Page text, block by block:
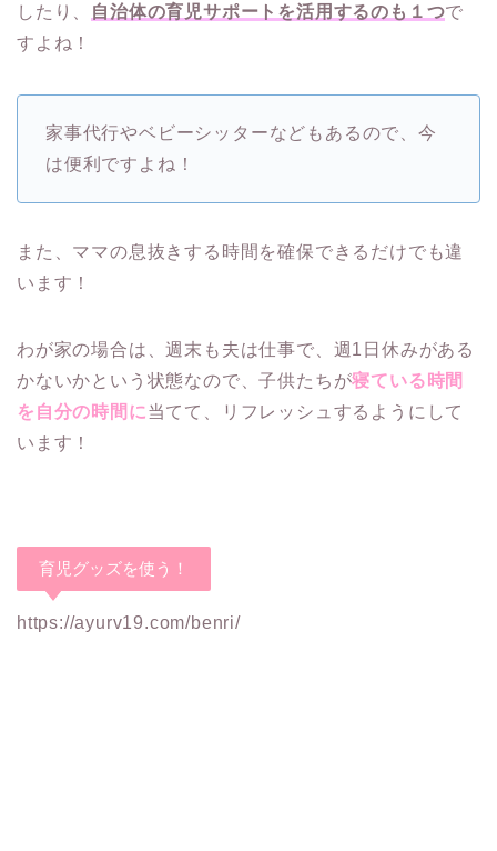
したり、
自治体の育児サポートを活用するのも１つで
すよね！
家事代行やベビーシッターなどもあるので、今
は便利ですよね！
また、ママの息抜きする時間を確保できるだけでも違
います！
わが家の場合は、週末も夫は仕事で、週1日休みがある
かないかという状態なので、子供たちが寝ている時間
を自分の時間に当てて、リフレッシュするようにして
います！
育児グッズを使う！
https://ayurv19.com/benri/